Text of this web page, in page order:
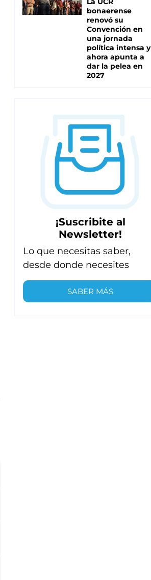
bonaerense
renovó su
Convención en
una jornada
política intensa y
ahora apunta a
dar la pelea en
2027
¡Suscribite al
Newsletter!
Lo que necesitas saber,
desde donde necesites
SABER MÁS